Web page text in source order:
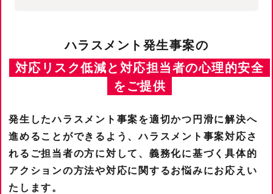
ハラスメント発⽣事案の
対応リスク低減と対応担当者の⼼理的安全
をご提供
発⽣したハラスメント事案を適切かつ円滑に解決へ
進めることができるよう、ハラスメント事案対応さ
れるご担当者の方に対して、義務化に基づく具体的
アクションの方法や対応に関するお悩みにお応えい
たします。